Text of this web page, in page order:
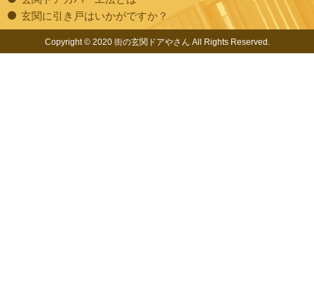
玄関に引き戸はいかがですか？
Copyright © 2020 街の玄関ドアやさん All Rights Reserved.